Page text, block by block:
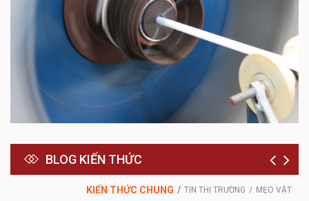
BLOG KIẾN THỨC
KIẾN THỨC CHUNG TIN THỊ TRƯỜNG MẸO VẶT